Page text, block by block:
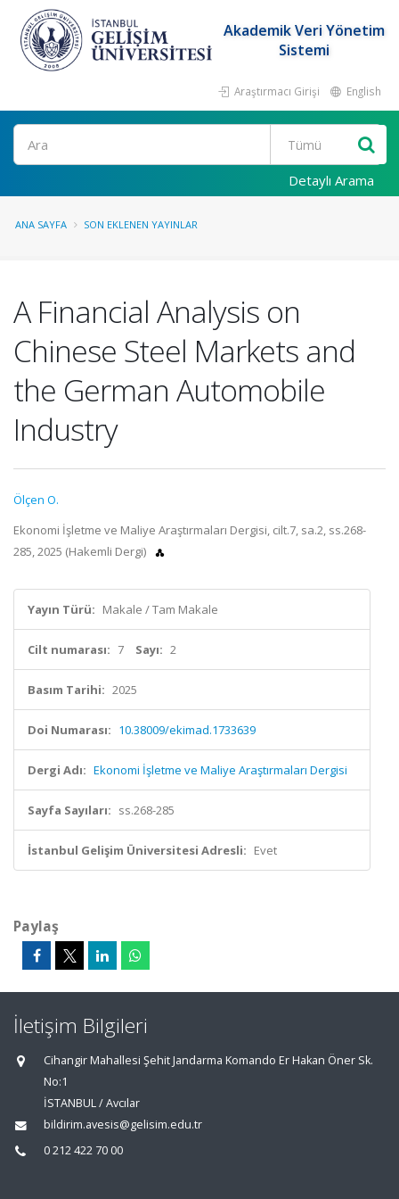
Akademik Veri Yönetim
Sistemi
Araştırmacı Girişi English
Ara
Detaylı Arama
ANA SAYFA SON EKLENEN YAYINLAR
A Financial Analysis on
Chinese Steel Markets and
the German Automobile
Industry
Ölçen O.
Ekonomi İşletme ve Maliye Araştırmaları Dergisi, cilt.7, sa.2, ss.268-
285, 2025 (Hakemli Dergi)
Yayın Türü: Makale / Tam Makale
Cilt numarası: 7 Sayı: 2
Basım Tarihi: 2025
Doi Numarası: 10.38009/ekimad.1733639
Dergi Adı: Ekonomi İşletme ve Maliye Araştırmaları Dergisi
Sayfa Sayıları: ss.268-285
İstanbul Gelişim Üniversitesi Adresli: Evet
Paylaş
İletişim Bilgileri
Cihangir Mahallesi Şehit Jandarma Komando Er Hakan Öner Sk.
No:1
İSTANBUL / Avcılar
bildirim.avesis@gelisim.edu.tr
0 212 422 70 00